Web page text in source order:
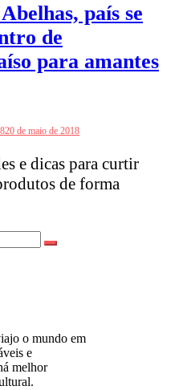
país se
de
para amantes
20 de maio de 2018
e dicas para curtir
de forma
o mundo em
e
melhor